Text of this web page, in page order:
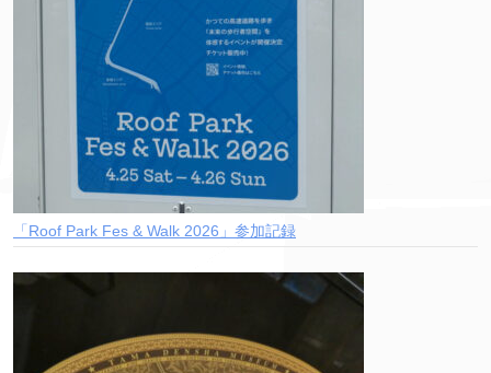
「Roof Park Fes & Walk 2026」参加記録